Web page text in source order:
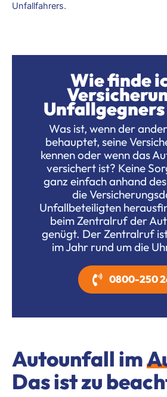
Unfallfahrers.
Wie finde
Unfallgegners
Was ist, wenn der
behauptet, seine
kennen oder wenn das
versichert ist? Keine
ganz einfach anhand
die
Unfallbeteiligten
beim Zentralruf der
genügt. Der Zentralruf
im Jahr rund um die
0800-250
Autounfall im
Das ist zu